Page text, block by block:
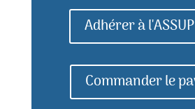
Adhérer à
Commander le